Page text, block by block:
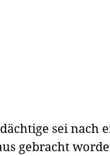
sei nach
gebracht